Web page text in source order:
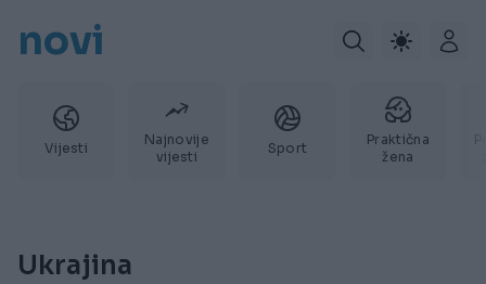
novi
Vijesti
Najnovije
vijesti
Sport
Praktična
žena
Ukrajina